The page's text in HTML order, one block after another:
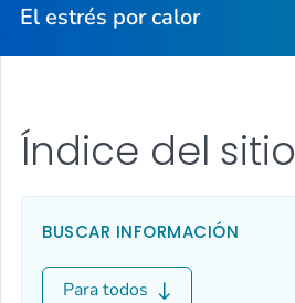
El estrés por calor
El Estrés Por Calor
Índice del sitio
BUSCAR INFORMACIÓN
Para todos